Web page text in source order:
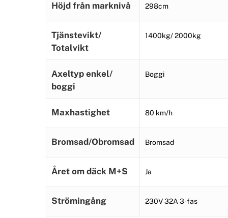
Höjd från marknivå 298cm
Tjänstevikt/
Totalvikt
1400kg/ 2000kg
Axeltyp enkel/
boggi
Boggi
Maxhastighet 80 km/h
Bromsad/Obromsad Bromsad
Året om däck M+S Ja
Strömingång 230V 32A 3-fas